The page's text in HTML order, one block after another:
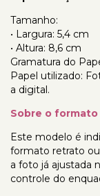
Tamanho:
• Largura: 5,4 cm
• Altura: 8,6 cm
Gramatura do
Papel utilizado:
a digital.
Sobre o
Este modelo é
formato retrato
a foto já ajustada
controle do